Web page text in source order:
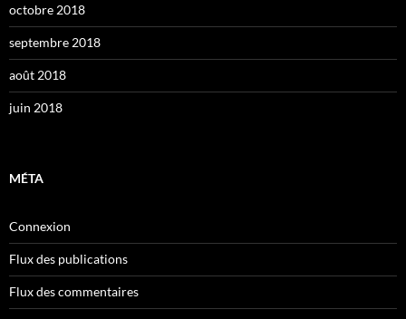
octobre 2018
septembre 2018
août 2018
juin 2018
MÉTA
Connexion
Flux des publications
Flux des commentaires